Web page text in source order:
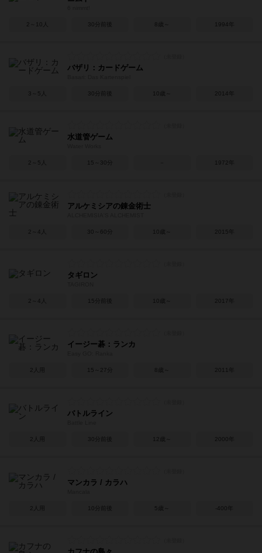
2～10人 30分前後 8歳～ 1994年
バザリ：カードゲーム
3～5人 30分前後 10歳～ 2014年
水道管ゲーム
2～5人 15～30分 1972年
アルケミシアの錬金術士
2～4人 30～60分 10歳～ 2015年
タギロン
2～4人 15分前後 10歳～ 2017年
イージー碁：ランカ
2人用 15～27分 8歳～ 2011年
バトルライン
2人用 30分前後 12歳～ 2000年
マンカラ / カラハ
2人用 10分前後 5歳～ -400年